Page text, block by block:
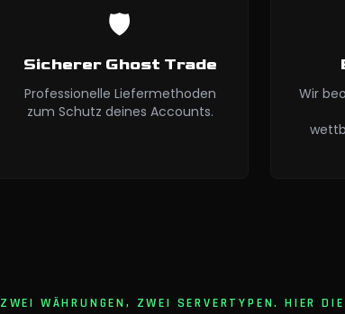
🛡️
Sicherer Ghost Trade
Professionelle Liefermethoden
zum Schutz deines Accounts.
Wir
ZWEI WÄHRUNGEN, ZWEI SERVERTYPEN. HIER